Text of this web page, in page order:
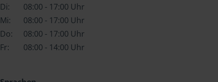
Di:
08:00 - 17:00 Uhr
Mi:
08:00 - 17:00 Uhr
Do:
08:00 - 17:00 Uhr
Fr:
08:00 - 14:00 Uhr